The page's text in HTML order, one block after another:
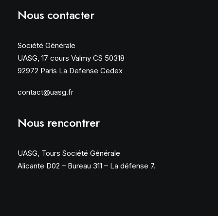
Nous contacter
Société Générale
UASG, 17 cours Valmy CS 50318
92972 Paris La Defense Cedex
contact@uasg.fr
Nous rencontrer
UASG, Tours Société Générale
Alicante D02 – Bureau 311 – La défense 7.